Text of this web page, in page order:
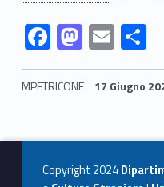
M
i
s
i
Link identifier #identifier__4598-2
F
ac
e
o
o
Link identifier #identifier__20842-3 M
as
to
o
n
Link identifier #identifier__125370-4 E
m
ai
Link identifier #identifier__104449-5 C
o
n
MPETRICONE 17 Giugno
Copyright 2024